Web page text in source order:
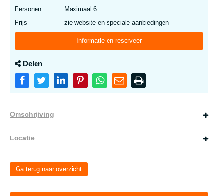
Personen
Maximaal 6
Prijs
zie website en speciale aanbiedingen
Informatie en reserveer
Delen
Omschrijving
Locatie
Ga terug naar overzicht